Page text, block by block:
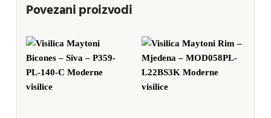
Povezani proizvodi